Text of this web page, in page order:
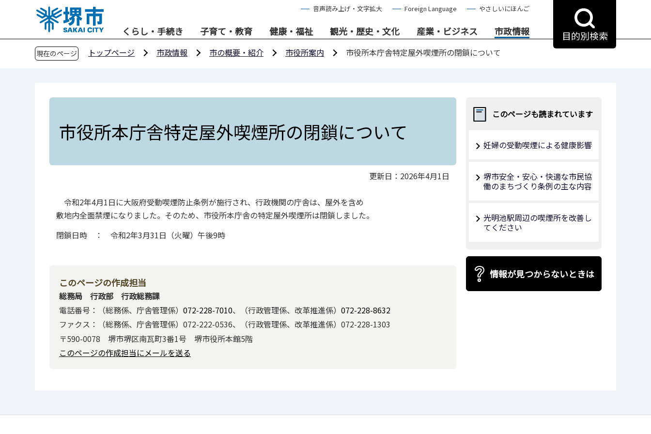
音声読み上げ・文字拡大 Foreign Language やさしいにほんご
くらし・手続き 子育て・教育 健康・福祉 観光・歴史・文化 産業・ビジネス 市政情報 目的別検索
現在のページ トップページ 市政情報 市の概要・紹介 市役所案内 市役所本庁舎特定屋外喫煙所の閉鎖について
市役所本庁舎特定屋外喫煙所の閉鎖について
更新日：2026年4月1日
令和2年4月1日に大阪府受動喫煙防止条例が施行され、行政機関の庁舎は、屋外を含め
敷地内全面禁煙になりました。そのため、市役所本庁舎の特定屋外喫煙所は閉鎖しました。
閉鎖日時 ： 令和2年3月31日（火曜）午後9時
このページの作成担当
総務局 行政部 行政総務課
電話番号：（総務係、庁舎管理係） 072-228-7010、（行政管理係、改革推進係） 072-228-8632
ファクス：（総務係、庁舎管理係）072-222-0536、（行政管理係、改革推進係）072-228-1303
〒590-0078 堺市堺区南瓦町3番1号 堺市役所本館5階
このページの作成担当にメールを送る
このページも読まれています
妊婦の受動喫煙による健康影響
堺市安全・安心・快適な市民協
働のまちづくり条例の主な内容
光明池駅周辺の喫煙所を改善し
てください
情報が見つからないときは